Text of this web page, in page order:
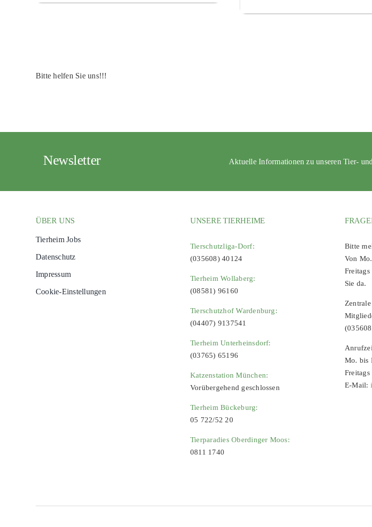
Bitte helfen Sie uns!!!
Newsletter Aktuelle Informationen zu unseren Tier-
ÜBER UNS
Tierheim Jobs
Datenschutz
Impressum
Cookie-Einstellungen
UNSERE TIERHEIME
Tierschutzliga-Dorf:
(035608) 40124
Tierheim Wollaberg:
(08581) 96160
Tierschutzhof Wardenburg:
(04407) 9137541
Tierheim Unterheinsdorf:
(03765) 65196
Katzenstation München:
Vorübergehend geschlossen
Tierheim Bückeburg:
05 722/52 20
Tierparadies Oberdinger Moos:
0811 1740
Bitte
Von
Sie da.
Mo. bis
E-Mail: